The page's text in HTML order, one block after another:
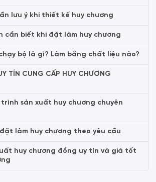
lưu ý khi thiết kế huy chương
cần biết khi đặt làm huy chương
bộ là gì? Làm bằng chất liệu nào?
TÍN CUNG CẤP HUY CHƯƠNG
trình sản xuất huy chương chuyên
đặt làm huy chương theo yêu cầu
huy chương đồng uy tín và giá tốt